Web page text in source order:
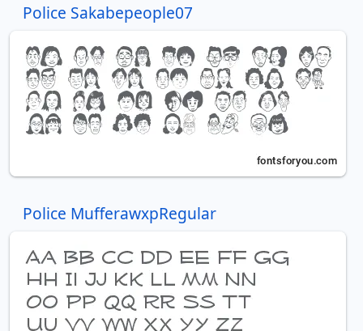
Police Sakabepeople07
Police MufferawxpRegular